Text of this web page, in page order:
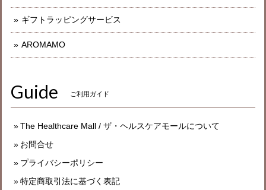
ギフトラッピングサービス
AROMAMO
Guide ご利用ガイド
The Healthcare Mall / ザ・ヘルスケアモールについて
お問合せ
プライバシーポリシー
特定商取引法に基づく表記